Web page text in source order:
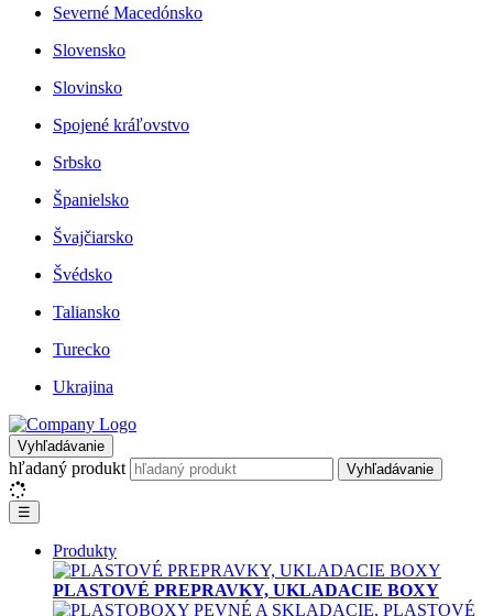
Severné Macedónsko
Slovensko
Slovinsko
Spojené kráľovstvo
Srbsko
Španielsko
Švajčiarsko
Švédsko
Taliansko
Turecko
Ukrajina
Vyhľadávanie
hľadaný produkt Vyhľadávanie
☰
Produkty
PLASTOVÉ PREPRAVKY, UKLADACIE BOXY